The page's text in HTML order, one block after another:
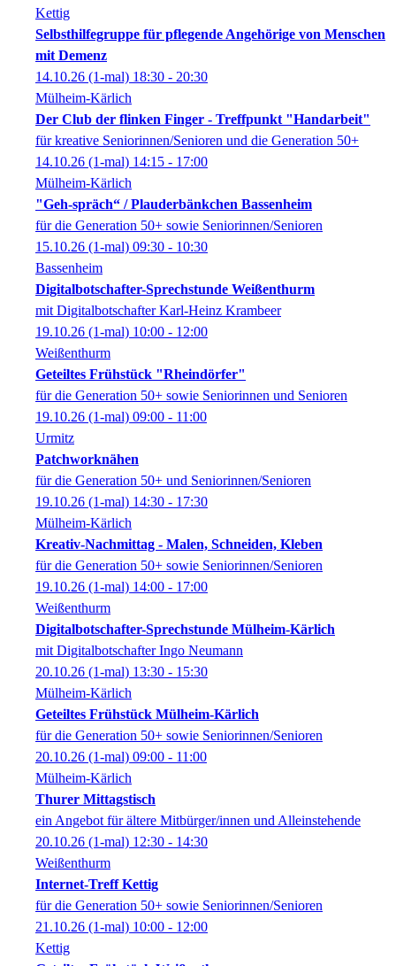
Kettig
Selbsthilfegruppe für pflegende Angehörige von Menschen
mit Demenz
14.10.26 (1-mal) 18:30 - 20:30
Mülheim-Kärlich
Der Club der flinken Finger - Treffpunkt "Handarbeit"
für kreative Seniorinnen/Senioren und die Generation 50+
14.10.26 (1-mal) 14:15 - 17:00
Mülheim-Kärlich
"Geh-spräch“ / Plauderbänkchen Bassenheim
für die Generation 50+ sowie Seniorinnen/Senioren
15.10.26 (1-mal) 09:30 - 10:30
Bassenheim
Digitalbotschafter-Sprechstunde Weißenthurm
mit Digitalbotschafter Karl-Heinz Krambeer
19.10.26 (1-mal) 10:00 - 12:00
Weißenthurm
Geteiltes Frühstück "Rheindörfer"
für die Generation 50+ sowie Seniorinnen und Senioren
19.10.26 (1-mal) 09:00 - 11:00
Urmitz
Patchworknähen
für die Generation 50+ und Seniorinnen/Senioren
19.10.26 (1-mal) 14:30 - 17:30
Mülheim-Kärlich
Kreativ-Nachmittag - Malen, Schneiden, Kleben
für die Generation 50+ sowie Seniorinnen/Senioren
19.10.26 (1-mal) 14:00 - 17:00
Weißenthurm
Digitalbotschafter-Sprechstunde Mülheim-Kärlich
mit Digitalbotschafter Ingo Neumann
20.10.26 (1-mal) 13:30 - 15:30
Mülheim-Kärlich
Geteiltes Frühstück Mülheim-Kärlich
für die Generation 50+ sowie Seniorinnen/Senioren
20.10.26 (1-mal) 09:00 - 11:00
Mülheim-Kärlich
Thurer Mittagstisch
ein Angebot für ältere Mitbürger/innen und Alleinstehende
20.10.26 (1-mal) 12:30 - 14:30
Weißenthurm
Internet-Treff Kettig
für die Generation 50+ sowie Seniorinnen/Senioren
21.10.26 (1-mal) 10:00 - 12:00
Kettig